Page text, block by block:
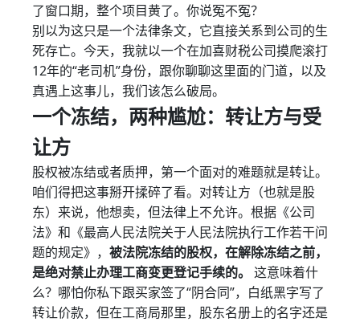
了窗口期，整个项目黄了。你说冤不冤？
别以为这只是一个法律条文，它直接关系到公司的生
死存亡。今天，我就以一个在加喜财税公司摸爬滚打
12年的“老司机”身份，跟你聊聊这里面的门道，以及
真遇上这事儿，我们该怎么破局。
一个冻结，两种尴尬：转让方与受
让方
股权被冻结或者质押，第一个面对的难题就是转让。
咱们得把这事掰开揉碎了看。对转让方（也就是股
东）来说，他想卖，但法律上不允许。根据《公司
法》和《最高人民法院关于人民法院执行工作若干问
题的规定》， 被法院冻结的股权，在解除冻结之前，
是绝对禁止办理工商变更登记手续的。 这意味着什
么？哪怕你私下跟买家签了“阴合同”，白纸黑字写了
转让价款，但在工商局那里，股东名册上的名字还是